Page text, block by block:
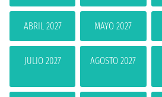
ABRIL 2027 MAYO 2027
JULIO 2027 AGOSTO 2027